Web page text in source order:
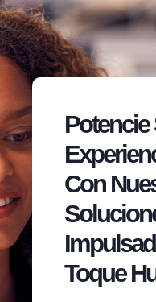
Potencie
Con
Toque